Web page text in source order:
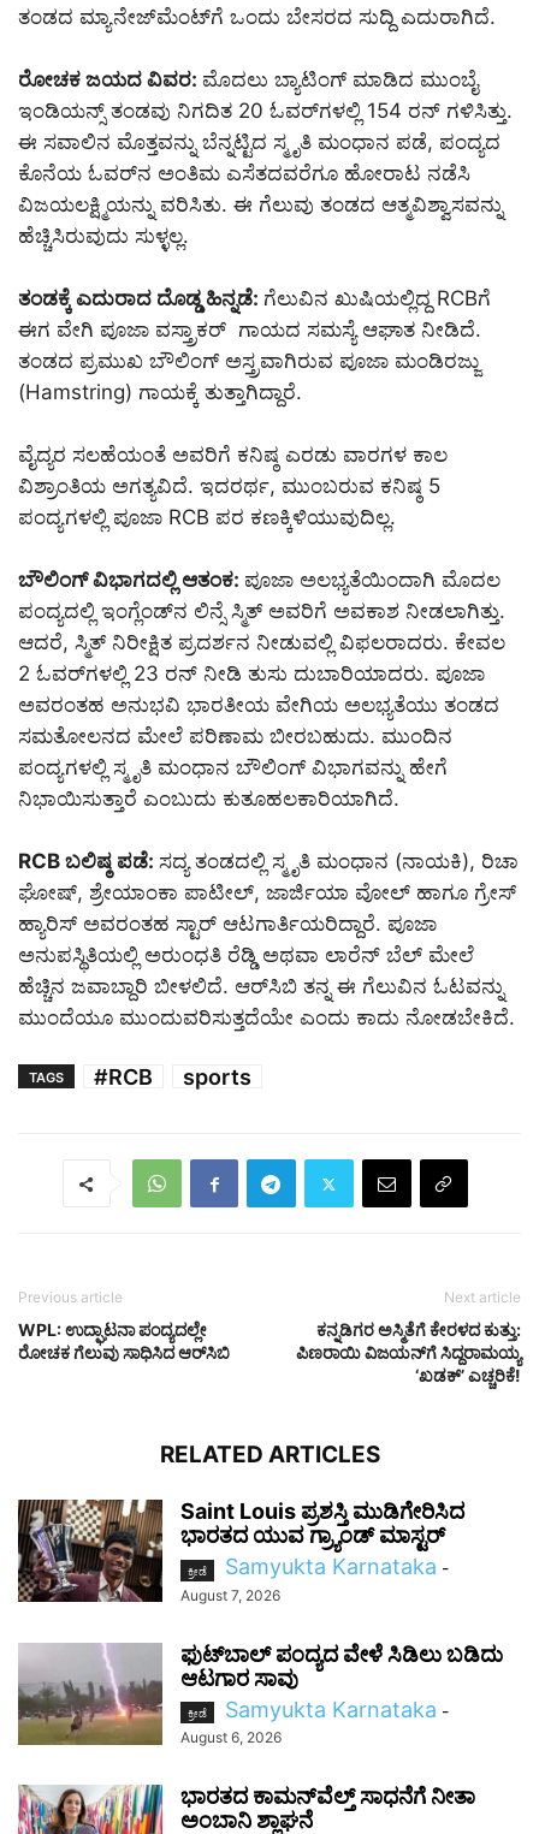
ತಂಡದ ಮ್ಯಾನೇಜ್‌ಮೆಂಟ್‌ಗೆ ಒಂದು ಬೇಸರದ ಸುದ್ದಿ ಎದುರಾಗಿದೆ.
ರೋಚಕ ಜಯದ ವಿವರ: ಮೊದಲು ಬ್ಯಾಟಿಂಗ್ ಮಾಡಿದ ಮುಂಬೈ
ಇಂಡಿಯನ್ಸ್ ತಂಡವು ನಿಗದಿತ 20 ಓವರ್‌ಗಳಲ್ಲಿ 154 ರನ್ ಗಳಿಸಿತ್ತು.
ಈ ಸವಾಲಿನ ಮೊತ್ತವನ್ನು ಬೆನ್ನಟ್ಟಿದ ಸ್ಮೃತಿ ಮಂಧಾನ ಪಡೆ, ಪಂದ್ಯದ
ಕೊನೆಯ ಓವರ್‌ನ ಅಂತಿಮ ಎಸೆತದವರೆಗೂ ಹೋರಾಟ ನಡೆಸಿ
ವಿಜಯಲಕ್ಷ್ಮಿಯನ್ನು ವರಿಸಿತು. ಈ ಗೆಲುವು ತಂಡದ ಆತ್ಮವಿಶ್ವಾಸವನ್ನು
ಹೆಚ್ಚಿಸಿರುವುದು ಸುಳ್ಳಲ್ಲ.
ತಂಡಕ್ಕೆ ಎದುರಾದ ದೊಡ್ಡ ಹಿನ್ನಡೆ: ಗೆಲುವಿನ ಖುಷಿಯಲ್ಲಿದ್ದ RCBಗೆ
ಈಗ ವೇಗಿ ಪೂಜಾ ವಸ್ತ್ರಾಕರ್ ಗಾಯದ ಸಮಸ್ಯೆ ಆಘಾತ ನೀಡಿದೆ.
ತಂಡದ ಪ್ರಮುಖ ಬೌಲಿಂಗ್ ಅಸ್ತ್ರವಾಗಿರುವ ಪೂಜಾ ಮಂಡಿರಜ್ಜು
(Hamstring) ಗಾಯಕ್ಕೆ ತುತ್ತಾಗಿದ್ದಾರೆ.
ವೈದ್ಯರ ಸಲಹೆಯಂತೆ ಅವರಿಗೆ ಕನಿಷ್ಠ ಎರಡು ವಾರಗಳ ಕಾಲ
ವಿಶ್ರಾಂತಿಯ ಅಗತ್ಯವಿದೆ. ಇದರರ್ಥ, ಮುಂಬರುವ ಕನಿಷ್ಠ 5
ಪಂದ್ಯಗಳಲ್ಲಿ ಪೂಜಾ RCB ಪರ ಕಣಕ್ಕಿಳಿಯುವುದಿಲ್ಲ.
ಬೌಲಿಂಗ್ ವಿಭಾಗದಲ್ಲಿ ಆತಂಕ: ಪೂಜಾ ಅಲಭ್ಯತೆಯಿಂದಾಗಿ ಮೊದಲ
ಪಂದ್ಯದಲ್ಲಿ ಇಂಗ್ಲೆಂಡ್‌ನ ಲಿನ್ಸೆ ಸ್ಮಿತ್ ಅವರಿಗೆ ಅವಕಾಶ ನೀಡಲಾಗಿತ್ತು.
ಆದರೆ, ಸ್ಮಿತ್ ನಿರೀಕ್ಷಿತ ಪ್ರದರ್ಶನ ನೀಡುವಲ್ಲಿ ವಿಫಲರಾದರು. ಕೇವಲ
2 ಓವರ್‌ಗಳಲ್ಲಿ 23 ರನ್ ನೀಡಿ ತುಸು ದುಬಾರಿಯಾದರು. ಪೂಜಾ
ಅವರಂತಹ ಅನುಭವಿ ಭಾರತೀಯ ವೇಗಿಯ ಅಲಭ್ಯತೆಯು ತಂಡದ
ಸಮತೋಲನದ ಮೇಲೆ ಪರಿಣಾಮ ಬೀರಬಹುದು. ಮುಂದಿನ
ಪಂದ್ಯಗಳಲ್ಲಿ ಸ್ಮೃತಿ ಮಂಧಾನ ಬೌಲಿಂಗ್ ವಿಭಾಗವನ್ನು ಹೇಗೆ
ನಿಭಾಯಿಸುತ್ತಾರೆ ಎಂಬುದು ಕುತೂಹಲಕಾರಿಯಾಗಿದೆ.
RCB ಬಲಿಷ್ಠ ಪಡೆ: ಸದ್ಯ ತಂಡದಲ್ಲಿ ಸ್ಮೃತಿ ಮಂಧಾನ (ನಾಯಕಿ), ರಿಚಾ
ಘೋಷ್, ಶ್ರೇಯಾಂಕಾ ಪಾಟೀಲ್, ಜಾರ್ಜಿಯಾ ವೋಲ್ ಹಾಗೂ ಗ್ರೇಸ್
ಹ್ಯಾರಿಸ್ ಅವರಂತಹ ಸ್ಟಾರ್ ಆಟಗಾರ್ತಿಯರಿದ್ದಾರೆ. ಪೂಜಾ
ಅನುಪಸ್ಥಿತಿಯಲ್ಲಿ ಅರುಂಧತಿ ರೆಡ್ಡಿ ಅಥವಾ ಲಾರೆನ್ ಬೆಲ್ ಮೇಲೆ
ಹೆಚ್ಚಿನ ಜವಾಬ್ದಾರಿ ಬೀಳಲಿದೆ. ಆರ್‌ಸಿಬಿ ತನ್ನ ಈ ಗೆಲುವಿನ ಓಟವನ್ನು
ಮುಂದೆಯೂ ಮುಂದುವರಿಸುತ್ತದೆಯೇ ಎಂದು ಕಾದು ನೋಡಬೇಕಿದೆ.
TAGS #RCB sports
Previous article
WPL: ಉದ್ಘಾಟನಾ ಪಂದ್ಯದಲ್ಲೇ
ರೋಚಕ ಗೆಲುವು ಸಾಧಿಸಿದ ಆರ್‌ಸಿಬಿ
Next article
ಕನ್ನಡಿಗರ ಅಸ್ಮಿತೆಗೆ ಕೇರಳದ ಕುತ್ತು:
ಪಿಣರಾಯಿ ವಿಜಯನ್‌ಗೆ ಸಿದ್ದರಾಮಯ್ಯ
‘ಖಡಕ್’ ಎಚ್ಚರಿಕೆ!
RELATED ARTICLES
Saint Louis ಪ್ರಶಸ್ತಿ ಮುಡಿಗೇರಿಸಿದ
ಭಾರತದ ಯುವ ಗ್ರ್ಯಾಂಡ್ ಮಾಸ್ಟರ್
ಕ್ರೀಡೆ Samyukta Karnataka -
August 7, 2026
ಫುಟ್‌ಬಾಲ್ ಪಂದ್ಯದ ವೇಳೆ ಸಿಡಿಲು ಬಡಿದು
ಆಟಗಾರ ಸಾವು
ಕ್ರೀಡೆ Samyukta Karnataka -
August 6, 2026
ಭಾರತದ ಕಾಮನ್‌ವೆಲ್ತ್ ಸಾಧನೆಗೆ ನೀತಾ
ಅಂಬಾನಿ ಶ್ಲಾಘನೆ